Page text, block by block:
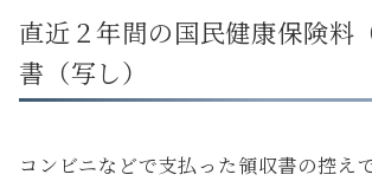
直近２年間の国民健康保険料
書（写し）
コンビニなどで支払った領収書の控えで